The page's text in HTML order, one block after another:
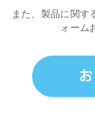
また、製品に関す
ォーム